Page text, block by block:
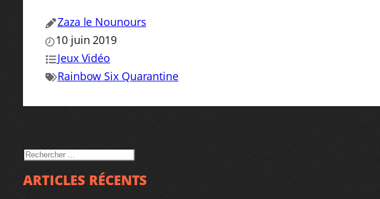
Zaza le Nounours
10 juin 2019
Jeux Vidéo
Rainbow Six Quarantine
RECHERCHER
ARTICLES RÉCENTS